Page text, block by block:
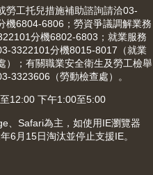
勞工托兒措施補助諮詢請洽03-
機6804-6806；勞資爭議調解業務
分機6802-6803；就業服務
3322101分機8015-8017（就業
）；有關職業安全衛生及勞工檢舉
3323606（勞動檢查處）。
12:00 下午1:00至5:00
、Safari為主，如使用IE瀏覽器
6月15日淘汰並停止支援IE。